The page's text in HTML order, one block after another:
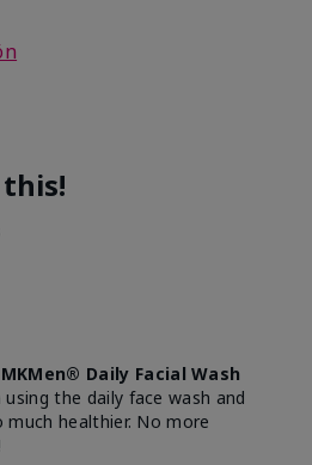
Daily Facial Wash
the daily face wash and
healthier. No more